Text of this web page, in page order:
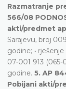
Razmatranje
566/08
akti/predmet
Sarajevu, broj
godine; •
07-001 913
godine. 5. AP
Pobijani akti/